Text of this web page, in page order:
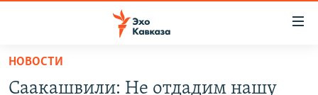
Вернуться
основному
НОВОСТИ
Саакашвили: Не отдадим нашу